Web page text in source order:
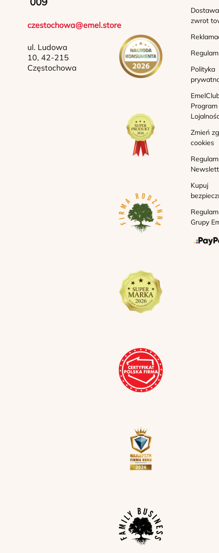
czestochowa@emel.store
ul. Ludowa
10, 42-215
Częstochowa
zwrot
Polityka
Program
Zmień
cookies
Kupuj
Grupy